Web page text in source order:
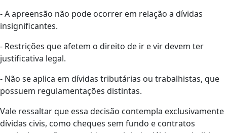
- A apreensão não pode ocorrer em relação a dívidas
insignificantes.
- Restrições que afetem o direito de ir e vir devem ter
justificativa legal.
- Não se aplica em dívidas tributárias ou trabalhistas, que
possuem regulamentações distintas.
Vale ressaltar que essa decisão contempla exclusivamente
dívidas civis, como cheques sem fundo e contratos